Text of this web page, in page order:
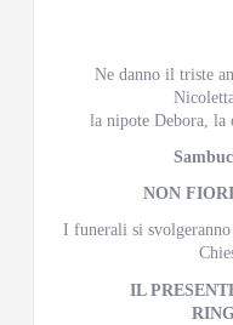
Ne danno il triste
la nipote Debora, la
NON
I funerali si
IL